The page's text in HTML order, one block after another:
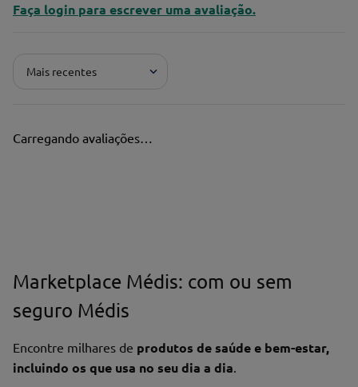
Faça login para escrever uma avaliação.
Mais recentes
Carregando avaliações…
Marketplace Médis: com ou sem
seguro Médis
Encontre milhares de produtos de saúde e bem-estar,
incluindo os que usa no seu dia a dia.